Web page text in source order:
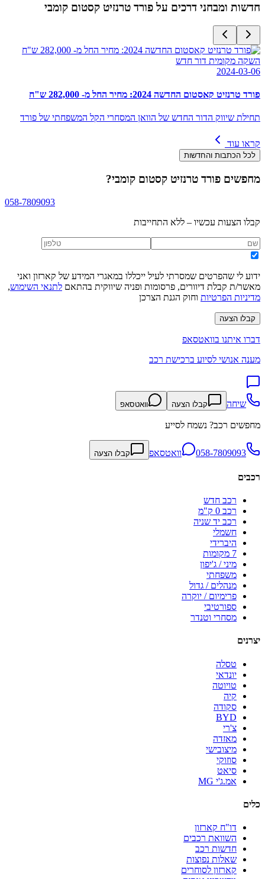
חדשות ומבחני דרכים על פורד טרנזיט קסטום קומבי
השקה מקומית דור חדש
2024-03-06
פורד טרנזיט קאסטום החדשה 2024: מחיר החל מ- 282,000 ש"ח
תחילת שיווק הדור החדש של הוואן המסחרי הקל המשפחתי של פורד
קראו עוד
לכל הכתבות והחדשות
מחפשים פורד טרנזיט קסטום קומבי?
058-7809093
קבלו הצעות עכשיו – ללא התחייבות
ידוע לי שהפרטים שמסרתי לעיל ייכללו במאגרי המידע של קארזון ואני
מאשר/ת קבלת דיוורים, פרסומות ופניה שיווקית בהתאם לתנאי השימוש,
מדיניות הפרטיות וחוק הגנת הצרכן
קבלו הצעה
דברו איתנו בוואטסאפ
מענה אנושי לסיוע ברכישת רכב
שיחה קבלו הצעה וואטסאפ
מחפשים רכב? נשמח לסייע
058-7809093 וואטסאפ קבלו הצעה
רכבים
רכב חדש
רכב 0 ק"מ
רכב יד שניה
חשמלי
היברידי
7 מקומות
מיני / ג'יפון
משפחתי
מנהלים / גדול
פרימיום / יוקרה
ספורטיבי
מסחרי וטנדר
יצרנים
טסלה
יונדאי
טויוטה
קיה
סקודה
BYD
צ'רי
מאזדה
מיצובישי
סוזוקי
סיאט
אמ.ג'י MG
כלים
דו"ח קארזון
השוואת רכבים
חדשות רכב
שאלות נפוצות
קארזון לסוחרים